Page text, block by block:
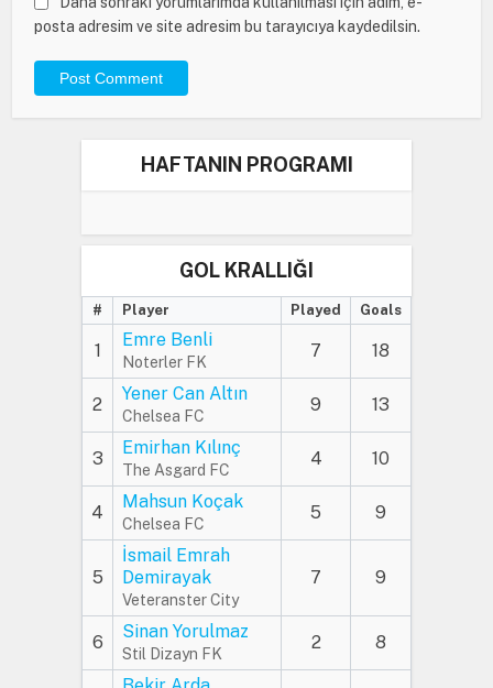
posta adresim ve site adresim bu tarayıcıya kaydedilsin.
HAFTANIN PROGRAMI
GOL KRALLIĞI
# Player Played Goals
1
Emre Benli
Noterler FK
7 18
2
Yener Can Altın
Chelsea FC
9 13
3
Emirhan Kılınç
The Asgard FC
4 10
4
Mahsun Koçak
Chelsea FC
5 9
5
İsmail Emrah
Demirayak
Veteranster City
7 9
6
Sinan Yorulmaz
Stil Dizayn FK
2 8